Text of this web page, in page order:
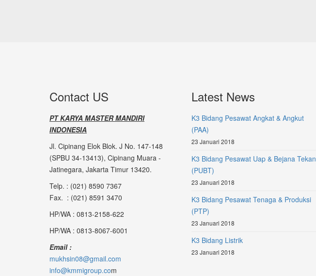
Contact US
PT KARYA MASTER MANDIRI
INDONESIA
Jl. Cipinang Elok Blok. J No. 147-148
(SPBU 34-13413), Cipinang Muara -
Jatinegara, Jakarta Timur 13420.
Telp. : (021) 8590 7367
Fax. : (021) 8591 3470
HP/WA : 0813-2158-622
HP/WA : 0813-8067-6001
Email :
mukhsin08@gmail.com
info@kmmigroup.com
Latest News
K3 Bidang Pesawat Angkat & Angkut
(PAA)
23 Januari 2018
K3 Bidang Pesawat Uap & Bejana Tekan
(PUBT)
23 Januari 2018
K3 Bidang Pesawat Tenaga & Produksi
(PTP)
23 Januari 2018
K3 Bidang Listrik
23 Januari 2018